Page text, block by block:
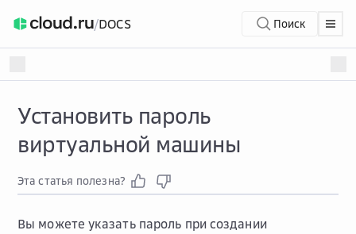
/DOCS Поиск
Установить пароль
виртуальной машины
Эта статья полезна?
Вы можете указать пароль при создании